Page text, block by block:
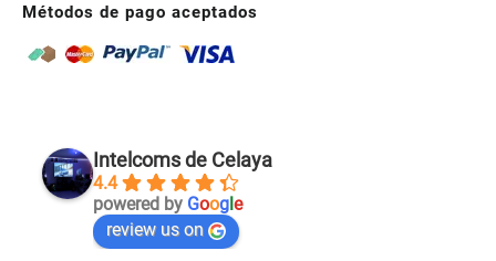
Métodos de pago aceptados
Intelcoms de Celaya
4.4
powered by Google
review us on